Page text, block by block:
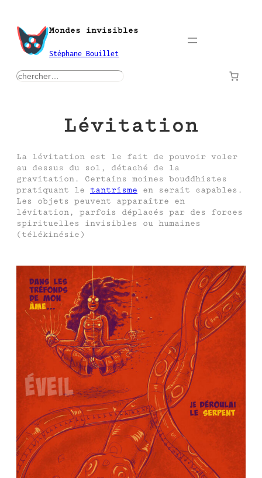
contenu
Mondes invisibles
Stéphane Bouillet
rechercher
Lévitation
La lévitation est le fait de pouvoir voler
au dessus du sol, détaché de la
gravitation. Certains moines bouddhistes
pratiquant le tantrisme en serait capables.
Les objets peuvent apparaître en
lévitation, parfois déplacés par des forces
spirituelles invisibles ou humaines
(télékinésie)